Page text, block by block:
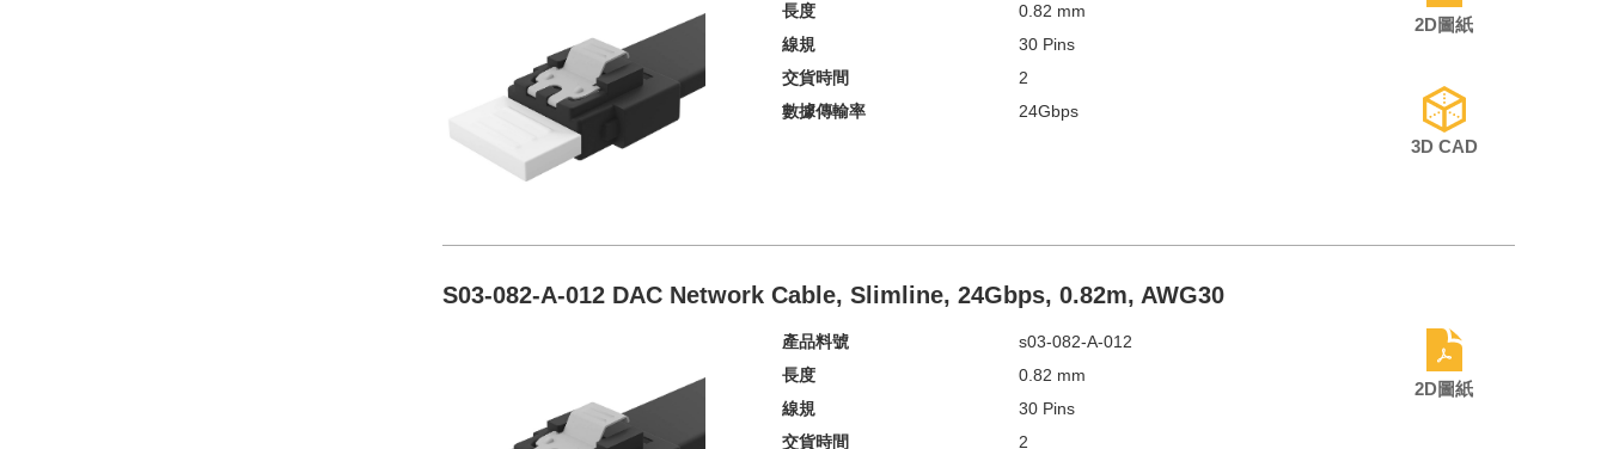
長度
0.82 mm
線規
30 Pins
交貨時間
2
數據傳輸率
24Gbps
2D圖紙
3D CAD
S03-082-A-012 DAC Network Cable, Slimline, 24Gbps, 0.82m, AWG30
產品料號
s03-082-A-012
長度
0.82 mm
線規
30 Pins
交貨時間
2
2D圖紙